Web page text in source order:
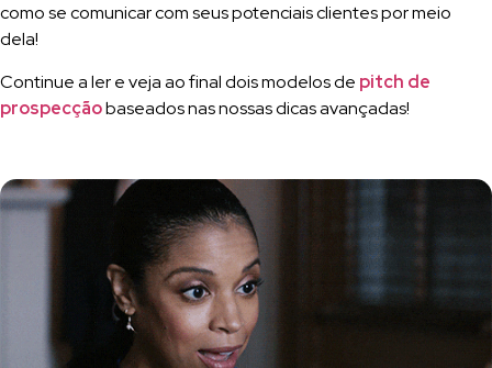
como se comunicar com seus potenciais clientes por meio
dela!
Continue a ler e veja ao final dois modelos de pitch de
prospecçãobaseados nas nossas dicas avançadas!